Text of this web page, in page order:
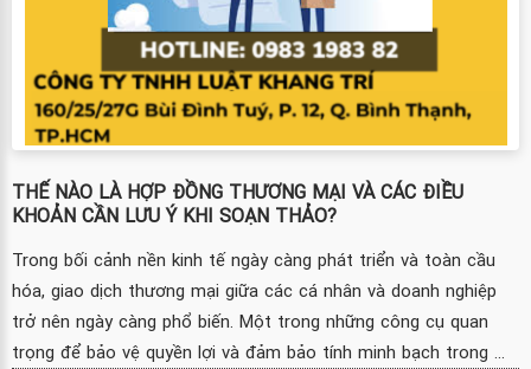
THẾ NÀO LÀ HỢP ĐỒNG THƯƠNG MẠI VÀ CÁC ĐIỀU
KHOẢN CẦN LƯU Ý KHI SOẠN THẢO?
Trong bối cảnh nền kinh tế ngày càng phát triển và toàn cầu
hóa, giao dịch thương mại giữa các cá nhân và doanh nghiệp
trở nên ngày càng phổ biến. Một trong những công cụ quan
trọng để bảo vệ quyền lợi và đảm bảo tính minh bạch trong ...